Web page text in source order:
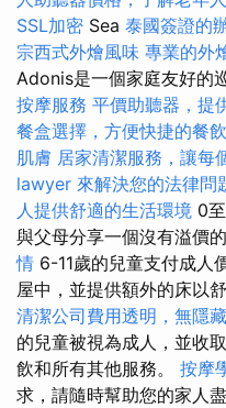
SSL加密 Sea 泰國簽證的
宗西式外燴風味 專業的外
Adonis是一個家庭友好的
按摩服務 平價助聽器，提
餐盒選擇，方便快捷的餐
肌膚 居家清潔服務，讓每
lawyer 來解決您的法律問
人提供舒適的生活環境 0
與父母分享一個沒有溢價
情 6-11歲的兒童支付成人
屋中，並提供額外的床以
清潔公司費用透明，無隱
的兒童被視為成人，並收
飲和所有其他服務。 按摩
求，請隨時幫助您的家人